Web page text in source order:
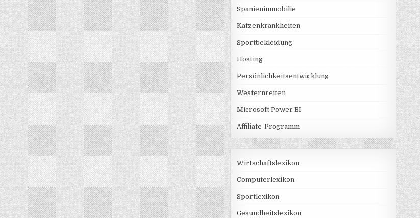
Spanienimmobilie
Katzenkrankheiten
Sportbekleidung
Hosting
Persönlichkeitsentwicklung
Westernreiten
Microsoft Power BI
Affiliate-Programm
Wirtschaftslexikon
Computerlexikon
Sportlexikon
Gesundheitslexikon